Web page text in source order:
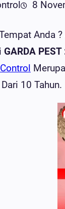
8
Anda
GARDA
10 Tahun.